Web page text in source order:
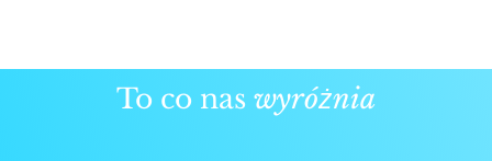
To co nas wyróżnia